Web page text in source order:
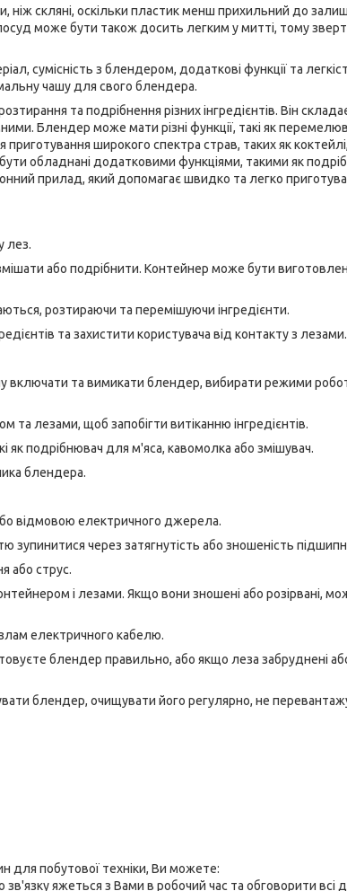
ніж скляні, оскільки пластик менш прихильний до
може бути також досить легким у митті, тому
сумісність з блендером, додаткові функції та
чашу для свого блендера.
та подрібнення різних інгредієнтів. Він
Блендер може мати різні функції, такі як
широкого спектра страв, таких як коктейлі,
обладнані додатковими функціями, такими як
прилад, який допомагає швидко та легко
лез.
або подрібнити. Контейнер може бути
розтираючи та перемішуючи інгредієнти.
та захистити користувача від контакту з лезами.
включати та вимикати блендер, вибирати режими
та лезами, щоб запобігти витіканню інгредієнтів.
як подрібнювач для м'яса, кавомолка або змішувач.
блендера.
відмовою електричного джерела.
зупинитися через затягнутість або зношеність
або струс.
і лезами. Якщо вони зношені або розірвані,
електричного кабелю.
блендер правильно, або якщо леза забруднені
блендер, очищувати його регулярно, не
для побутової техніки, Ви можете:
яжеться з Вами в робочий час та обговорити всі